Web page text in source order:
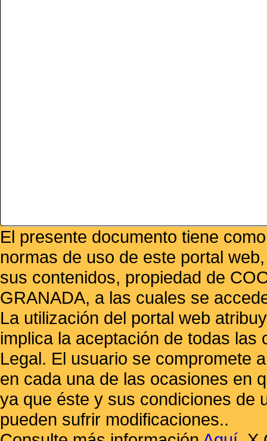
El presente documento tiene
normas de uso de este portal
sus contenidos, propiedad de
GRANADA, a las cuales se
La utilización del portal web
implica la aceptación de todas
Legal. El usuario se compromete
en cada una de las ocasiones en
ya que éste y sus condiciones de
pueden sufrir modificaciones..